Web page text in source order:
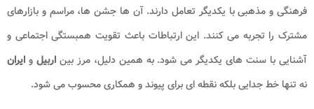
فرهنگی و مذهبی با یکدیگر تعامل دارند. آن ها جشن ها، مراسم و بازارهای
مشترک را تجربه می کنند. این ارتباطات باعث تقویت همبستگی اجتماعی و
آشنایی با سنت های یکدیگر می شود. به همین دلیل، مرز بیناربیلو ایران
نه تنها خط جدایی بلکه نقطه ای برای پیوند و همکاری محسوب می شود.